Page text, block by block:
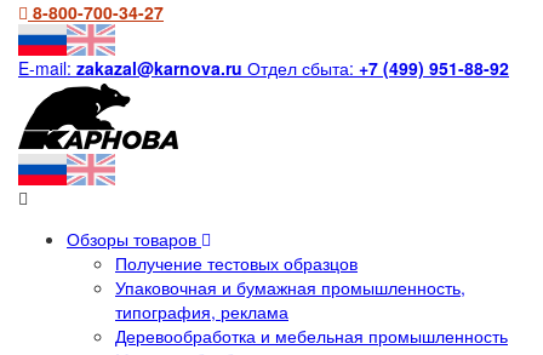
8-800-700-34-27
E-mail: zakazal@karnova.ru Отдел сбыта: +7 (499) 951-88-92
Обзоры товаров
Получение тестовых образцов
Упаковочная и бумажная промышленность,
типография, реклама
Деревообработка и мебельная промышленность